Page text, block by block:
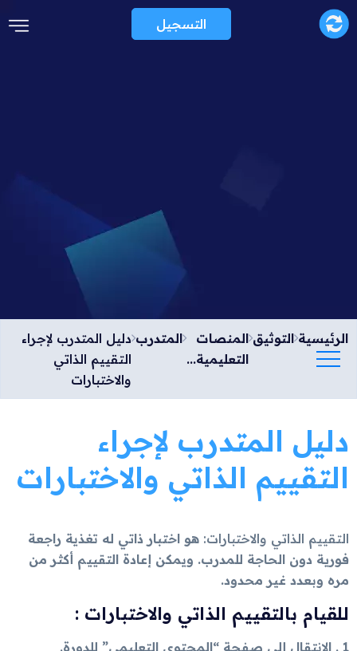
التسجيل
الرئيسية التوثيق المنصات
التعليمية...
المتدرب دليل المتدرب لإجراء
التقييم الذاتي
والاختبارات
دليل المتدرب لإجراء
التقييم الذاتي والاختبارات
التقييم الذاتي والاختبارات: هو اختبار ذاتي له تغذية راجعة
فورية دون الحاجة للمدرب. ويمكن إعادة التقييم أكثر من
مره وبعدد غير محدود.
للقيام بالتقييم الذاتي والاختبارات :
1 . الانتقال إلى صفحة “المحتوى التعليمي” للدورة.